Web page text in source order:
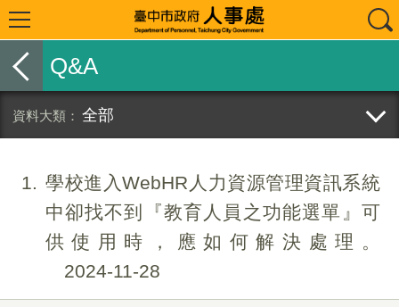
Q&A
全部
1
學校進入WebHR人力資源管理資訊系統
中卻找不到『教育人員之功能選單』可
供使用時，應如何解決處理。
2024-11-28